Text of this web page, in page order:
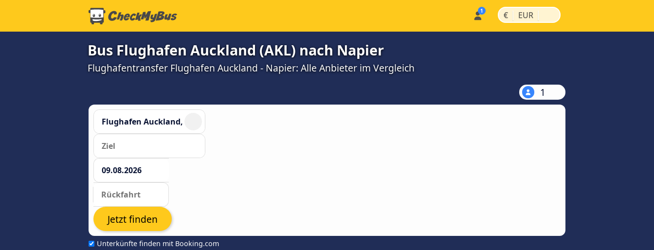
€ | EUR |
Bus Flughafen Auckland (AKL) nach Napier
Flughafentransfer Flughafen Auckland - Napier: Alle Anbieter im Vergleich
1
Unterkünfte finden mit Booking.com
Jetzt finden